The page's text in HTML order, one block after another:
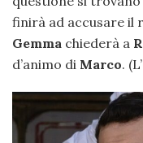
finirà ad accusare il
Gemma chiederà a
d’animo di Marco.